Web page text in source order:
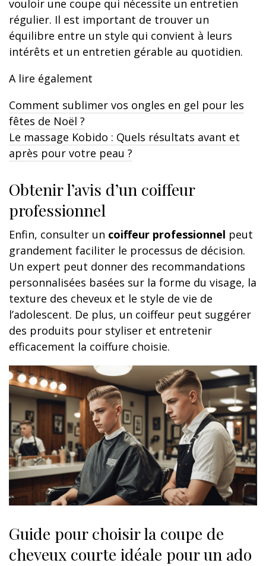
vouloir une coupe qui nécessite un entretien
régulier. Il est important de trouver un
équilibre entre un style qui convient à leurs
intérêts et un entretien gérable au quotidien.
A lire également
Comment sublimer vos ongles en gel pour les
fêtes de Noël ?
Le massage Kobido : Quels résultats avant et
après pour votre peau ?
Obtenir l’avis d’un coiffeur
professionnel
Enfin, consulter un coiffeur professionnel peut
grandement faciliter le processus de décision.
Un expert peut donner des recommandations
personnalisées basées sur la forme du visage, la
texture des cheveux et le style de vie de
l’adolescent. De plus, un coiffeur peut suggérer
des produits pour styliser et entretenir
efficacement la coiffure choisie.
Guide pour choisir la coupe de
cheveux courte idéale pour un ado